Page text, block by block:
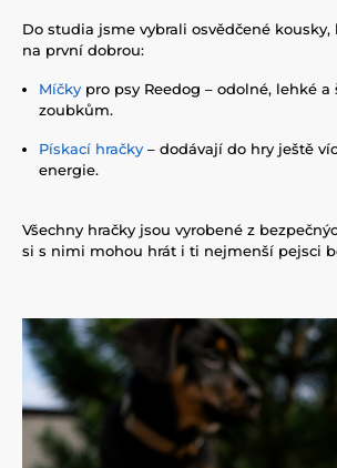
Do studia jsme vybrali osvědčené
na první dobrou:
Míčky pro psy Reedog – odolné, lehké
zoubkům.
Pískací hračky – dodávají do hry ještě
energie.
Všechny hračky jsou vyrobené z
si s nimi mohou hrát i ti nejmenší pejsci